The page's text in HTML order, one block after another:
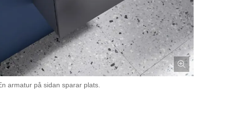
armatur på sidan sparar plats.